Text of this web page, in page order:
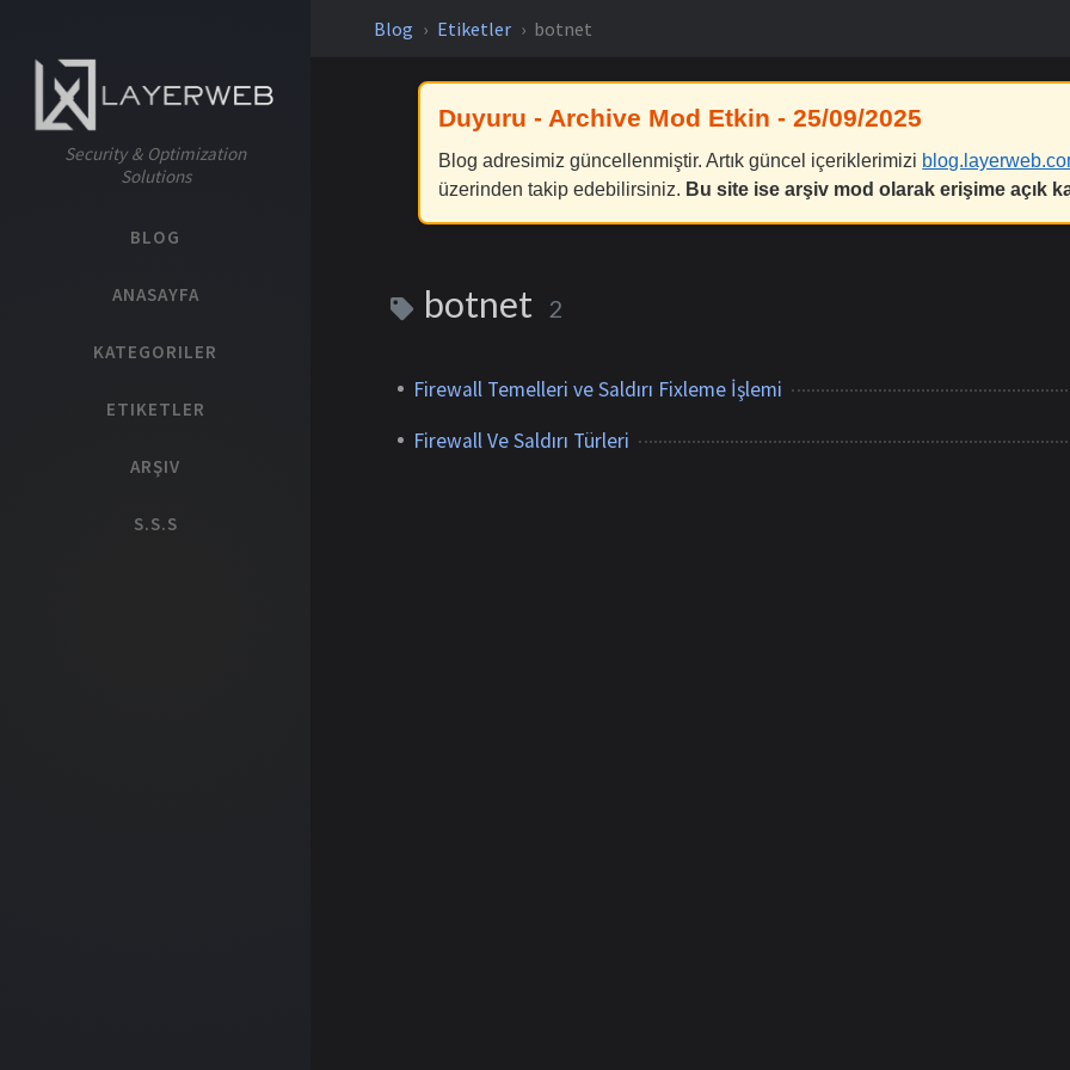
Security & Optimization
Solutions
BLOG
ANASAYFA
KATEGORILER
ETIKETLER
ARŞIV
S.S.S
Blog Etiketler botnet
Duyuru - Archive Mod Etkin - 25/09/2025
Blog adresimiz güncellenmiştir. Artık güncel içeriklerimizi
üzerinden takip edebilirsiniz. Bu site ise arşiv mod olarak erişime açık
botnet 2
Firewall Temelleri ve Saldırı Fixleme İşlemi
Firewall Ve Saldırı Türleri